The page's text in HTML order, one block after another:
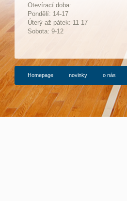
Otevírací doba:
Pondělí: 14-17
Úterý až pátek: 11-17
Sobota: 9-12
Homepage novinky o nás